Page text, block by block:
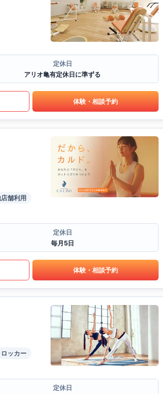
定休日
アリオ亀有定休日に準ずる
体験・相談予約
舗利用
定休日
毎月5日
体験・相談予約
ロッカー
定休日